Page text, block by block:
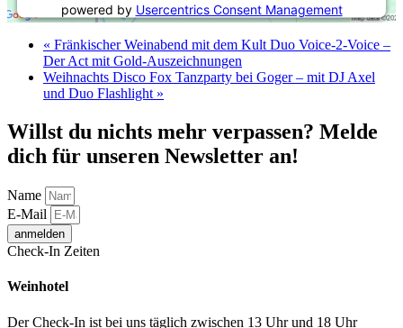
powered by Usercentrics Consent Management
« Fränkischer Weinabend mit dem Kult Duo Voice-2-Voice –
Der Act mit Gold-Auszeichnungen
Weihnachts Disco Fox Tanzparty bei Goger – mit DJ Axel
und Duo Flashlight »
Willst du nichts mehr verpassen? Melde
dich für unseren Newsletter an!
Name
E-Mail
anmelden
Check-In Zeiten
Weinhotel
Der Check-In ist bei uns täglich zwischen 13 Uhr und 18 Uhr